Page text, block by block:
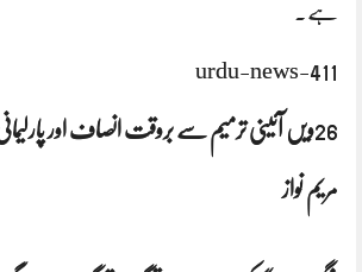
ہے۔
urdu-news-411
26ویں آئینی ترمیم سے بروقت انصاف اور پارلیمانی
مریم نواز